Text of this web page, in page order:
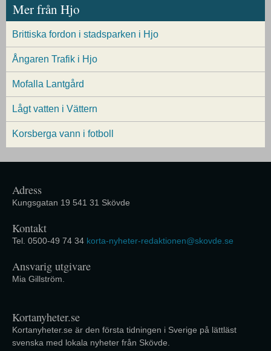
Mer från Hjo
Brittiska fordon i stadsparken i Hjo
Ångaren Trafik i Hjo
Mofalla Lantgård
Lågt vatten i Vättern
Korsberga vann i fotboll
Adress
Kungsgatan 19 541 31 Skövde
Kontakt
Tel. 0500-49 74 34 korta-nyheter-redaktionen@skovde.se
Ansvarig utgivare
Mia Gillström.
Kortanyheter.se
Kortanyheter.se är den första tidningen i Sverige på lättläst
svenska med lokala nyheter från Skövde.